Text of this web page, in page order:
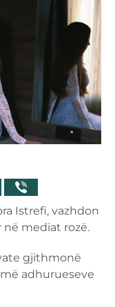
Istrefi, vazhdon
mediat rozë.
gjithmonë
adhurueseve